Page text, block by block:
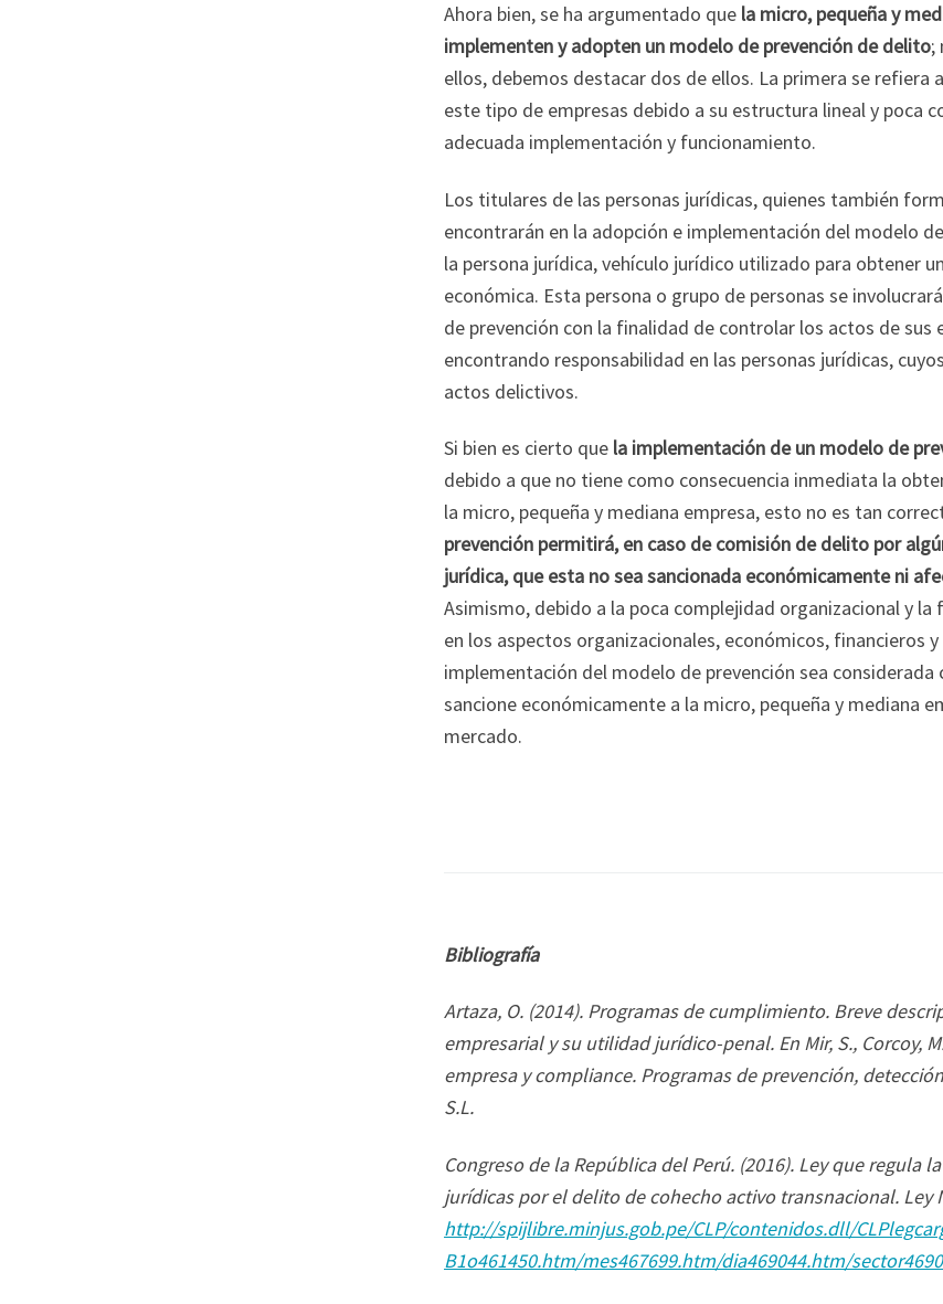
Ahora bien, se ha argumentado que la micro, pequeña y
implementen y adopten un modelo de prevención de delito;
ellos, debemos destacar dos de ellos. La primera se
este tipo de empresas debido a su estructura lineal y poca
adecuada implementación y funcionamiento.
Los titulares de las personas jurídicas, quienes también
encontrarán en la adopción e implementación del modelo
la persona jurídica, vehículo jurídico utilizado para obtener
económica. Esta persona o grupo de personas se
de prevención con la finalidad de controlar los actos de
encontrando responsabilidad en las personas jurídicas,
actos delictivos.
Si bien es cierto que la implementación de un modelo de
debido a que no tiene como consecuencia inmediata la
la micro, pequeña y mediana empresa, esto no es tan
prevención permitirá, en caso de comisión de delito por
jurídica, que esta no sea sancionada económicamente ni
Asimismo, debido a la poca complejidad organizacional y
en los aspectos organizacionales, económicos, financieros
implementación del modelo de prevención sea
sancione económicamente a la micro, pequeña y mediana
mercado.
Bibliografía
Artaza, O. (2014). Programas de cumplimiento. Breve
empresarial y su utilidad jurídico-penal. En Mir, S., Corcoy,
empresa y compliance. Programas de prevención,
S.L.
Congreso de la República del Perú. (2016). Ley que regula
jurídicas por el delito de cohecho activo transnacional. Ley
http://spijlibre.minjus.gob.pe/CLP/contenidos.dll/
B1o461450.htm/mes467699.htm/dia469044.htm/